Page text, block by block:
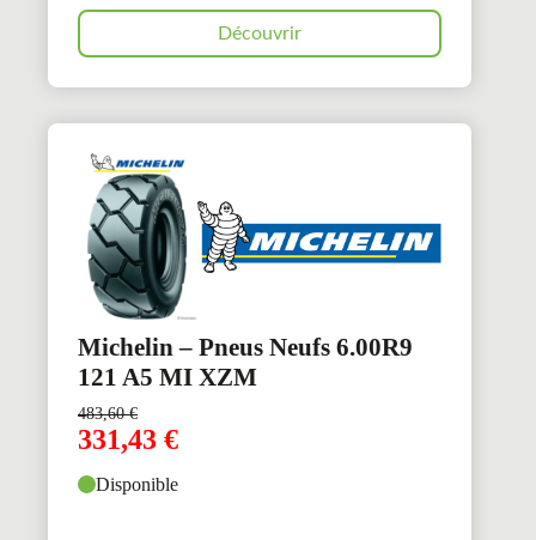
Découvrir
Michelin – Pneus Neufs 6.00R9
121 A5 MI XZM
483,60€
331,43 €
Disponible